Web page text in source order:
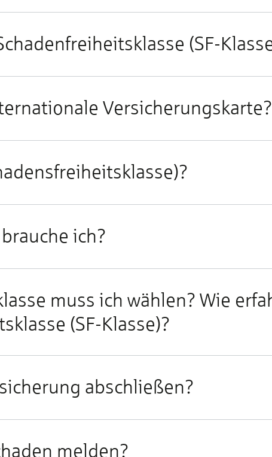
(SF-
Versicherungskarte?
ich?
muss ich wählen? Wie
(SF-Klasse)?
abschließen?
melden?